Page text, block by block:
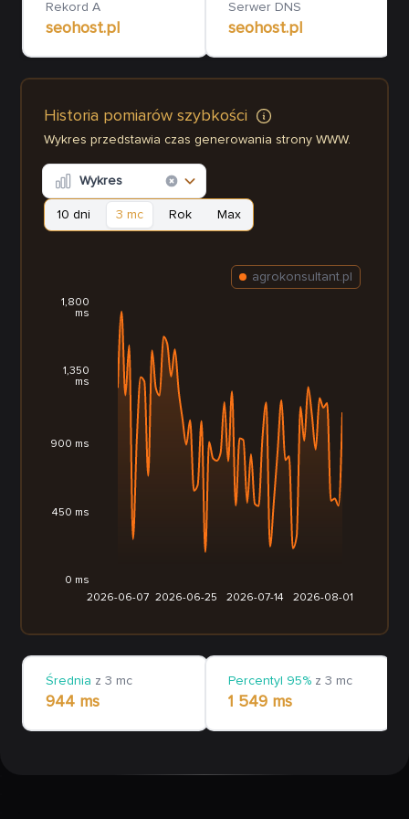
Rekord A
seohost.pl
Serwer DNS
seohost.pl
Historia pomiarów szybkości
Wykres przedstawia czas generowania strony WWW.
Wykres
10 dni 3 mc Rok Max
2026-06-07 2026-06-25 2026-07-14 2026-08-01
0 ms
450 ms
900 ms
1,350
ms
1,800
ms
agrokonsultant.pl
Średnia z 3 mc
944 ms
Percentyl 95% z 3 mc
1 549 ms